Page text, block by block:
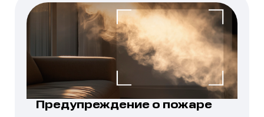
Предупреждение о пожаре